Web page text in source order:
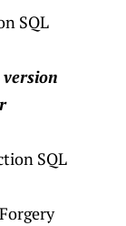
SQL
SQL